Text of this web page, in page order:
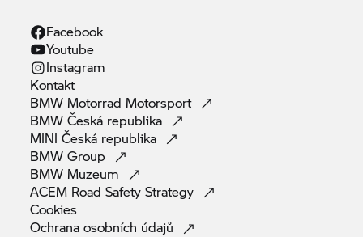
Facebook
Youtube
Instagram
Kontakt
BMW Motorrad Motorsport
BMW Česká republika
MINI Česká republika
BMWGroup
BMW Muzeum
ACEM Road SafetyStrategy
Cookies
Ochrana osobních údajů